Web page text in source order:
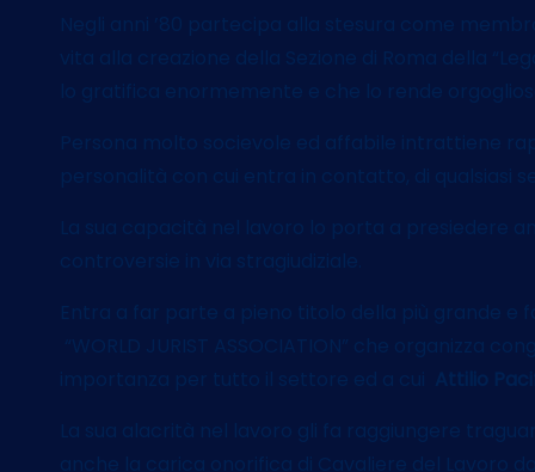
Negli anni ’80 partecipa alla stesura come
vita alla creazione della Sezione di Roma della
lo gratifica enormemente e che lo rende orgoglioso.
Persona molto socievole ed affabile intrattiene
personalità con cui entra in contatto, di qualsiasi
La sua capacità nel lavoro lo porta a presiedere
controversie in via stragiudiziale.
Entra a far parte a pieno titolo della più grande e
“WORLD JURIST ASSOCIATION” che organizza
importanza per tutto il settore ed a cui
Attilio
La sua alacrità nel lavoro gli fa raggiungere
anche la carica onorifica di Cavaliere del Lavoro